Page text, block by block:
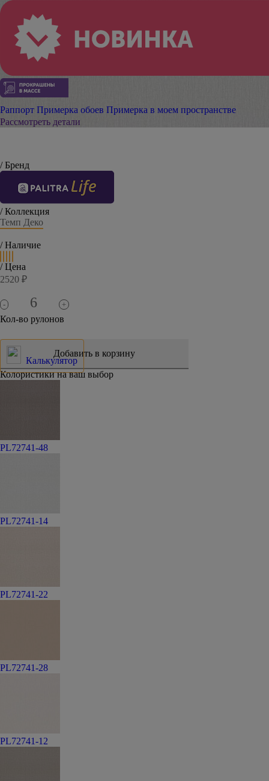
Раппорт Примерка обоев Примерка в моем пространстве
Рассмотреть детали
/ Бренд
/ Коллекция
Темп Деко
/ Наличие
/ Цена
2520 ₽
- +
Кол-во рулонов
Калькулятор
Колористики на ваш выбор
PL72741-48
PL72741-14
PL72741-22
PL72741-28
PL72741-12